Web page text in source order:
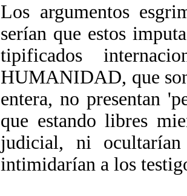
Los argumentos
serían que estos
tipificados
HUMANIDAD, que
entera, no presentan
que estando libres
judicial, ni
intimidarían a los